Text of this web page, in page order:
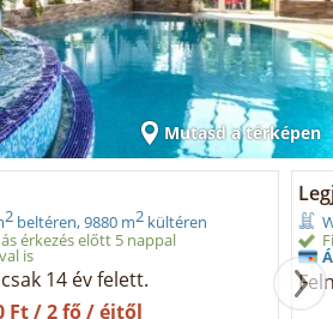
Mutasd a térképen
2 beltéren, 9880 m2 kültéren
érkezés előtt 5 nappal
is
14 év felett.
Ft / 2 fő / éjtől